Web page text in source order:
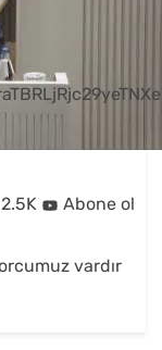
2.5K Abone ol
vardır